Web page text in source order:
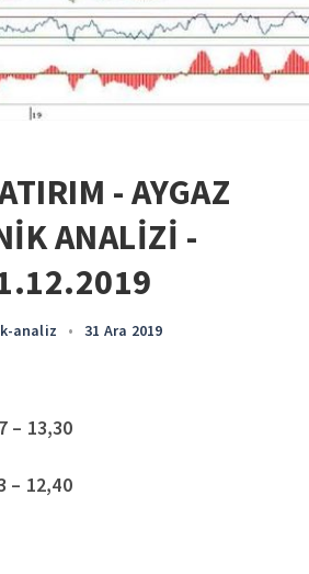
- AYGAZ
ANALİZİ -
analiz • 31 Ara 2019
– 13,30
12,40